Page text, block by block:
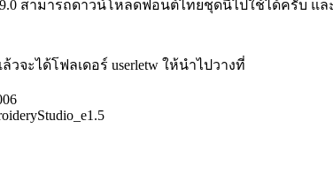
สามารถดาวน์โหลดฟอนต์ไทยชุดนี้ไปใช้ได้ครับ แ
จะได้โฟลเดอร์ userletw ให้นำไปวางที่